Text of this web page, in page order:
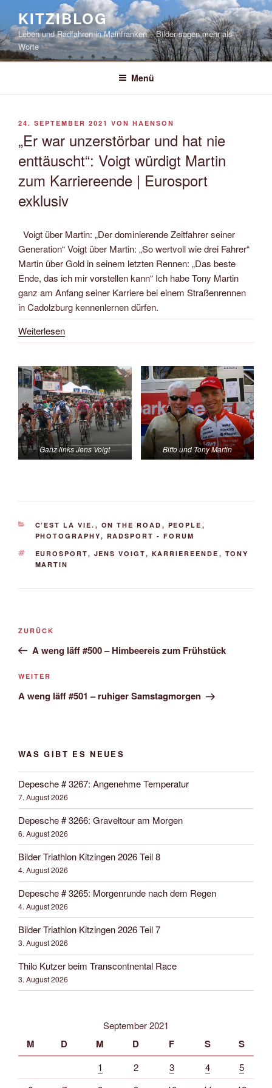
springen
KITZIBLOG
Leben und Radfahren in Mainfranken – Bilder sagen mehr als
Worte
Menü
VERÖFFENTLICHT
24. SEPTEMBER 2021 VON HAENSON
„Er war unzerstörbar und hat nie
enttäuscht“: Voigt würdigt Martin
zum Karriereende | Eurosport
exklusiv
Voigt über Martin: „Der dominierende Zeitfahrer seiner
Generation“ Voigt über Martin: „So wertvoll wie drei Fahrer“
Martin über Gold in seinem letzten Rennen: „Das beste
Ende, das ich mir vorstellen kann“ Ich habe Tony Martin
ganz am Anfang seiner Karriere bei einem Straßenrennen
in Cadolzburg kennenlernen dürfen.
Weiterlesen
Ganz links Jens Voigt Biffo und Tony Martin
KATEGORIEN
C’EST LA VIE. , ON THE ROAD , PEOPLE ,
PHOTOGRAPHY, RADSPORT - FORUM
SCHLAGWÖRTER
EUROSPORT, JENS VOIGT, KARRIEREENDE , TONY
MARTIN
Beitrags-
Vorheriger
Beitrag
ZURÜCK
A weng läff #500 – Himbeereis zum Frühstück
Nächster
Beitrag
WEITER
A weng läff #501 – ruhiger Samstagmorgen
WAS GIBT ES NEUES
Depesche # 3267: Angenehme Temperatur
7. August 2026
Depesche # 3266: Graveltour am Morgen
6. August 2026
Bilder Triathlon Kitzingen 2026 Teil 8
4. August 2026
Depesche # 3265: Morgenrunde nach dem Regen
4. August 2026
Bilder Triathlon Kitzingen 2026 Teil 7
3. August 2026
Thilo Kutzer beim Transcontnental Race
3. August 2026
September 2021
M D M D F S S
1 2 3 4
5